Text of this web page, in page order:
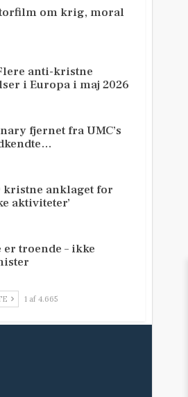
om krig, moral
anti-kristne
i Europa i maj 2026
fjernet fra UMC’s
kristne anklaget for
aktiviteter’
troende – ikke
1 af 4.665